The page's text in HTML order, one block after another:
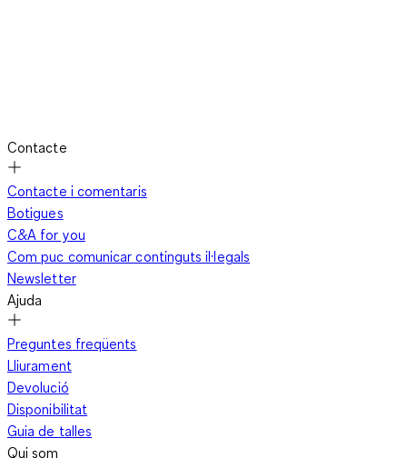
Contacte
Contacte i comentaris
Botigues
C&A for you
Com puc comunicar continguts il·legals
Newsletter
Ajuda
Preguntes freqüents
Lliurament
Devolució
Disponibilitat
Guia de talles
Qui som